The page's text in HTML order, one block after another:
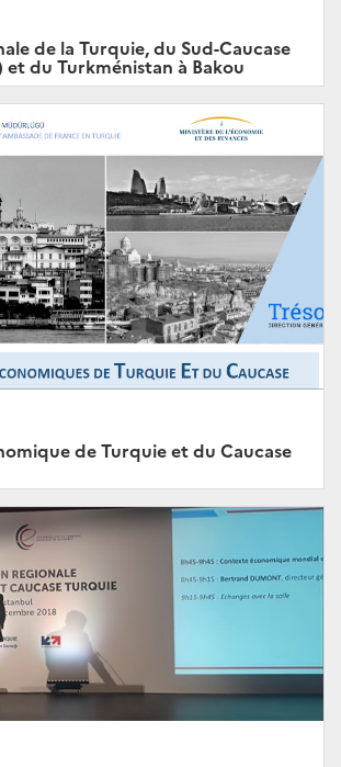
de la Turquie, du Sud-Caucase
et du Turkménistan à Bakou
de Turquie et du Caucase